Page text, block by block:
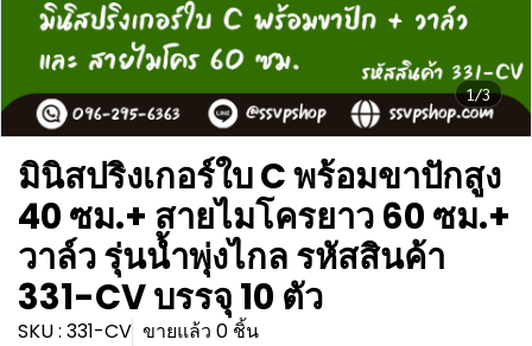
1/3
มินิสปริงเกอร์ใบ C พร้อมขาปักสูง
40 ซม.+ สายไมโครยาว 60 ซม.+
วาล์ว รุ่นน้ำพุ่งไกล รหัสสินค้า
331-CV บรรจุ 10 ตัว
SKU : 331-CV ขายแล้ว 0 ชิ้น